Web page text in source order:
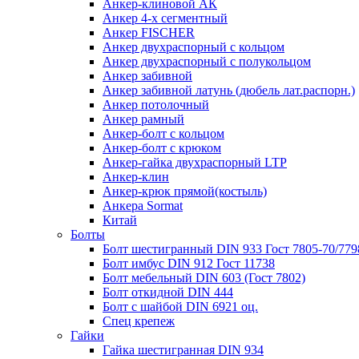
Анкер-клиновой АК
Анкер 4-х сегментный
Анкер FISCHER
Анкер двухраспорный с кольцом
Анкер двухраспорный с полукольцом
Анкер забивной
Анкер забивной латунь (дюбель лат.распорн.)
Анкер потолочный
Анкер рамный
Анкер-болт с кольцом
Анкер-болт с крюком
Анкер-гайка двухраспорный LTP
Анкер-клин
Анкер-крюк прямой(костыль)
Анкера Sormat
Китай
Болты
Болт шестигранный DIN 933 Гост 7805-70/
Болт имбус DIN 912 Гост 11738
Болт мебельный DIN 603 (Гост 7802)
Болт откидной DIN 444
Болт с шайбой DIN 6921 оц.
Спец крепеж
Гайки
Гайка шестигранная DIN 934